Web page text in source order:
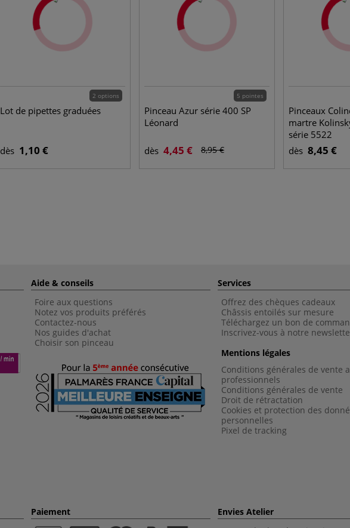
2 options
Lot de pipettes graduées
dès 1,10 €
5 pointes
Pinceau Azur série 400 SP
Léonard
dès 4,45 € 8,95 €
Pinceaux
martre
série 5522
dès 8,45 €
Aide & conseils
Foire aux questions
Notez vos produits préférés
Contactez-nous
Nos guides d'achat
Choisir son pinceau
Services
Offrez des chèques cadeaux
Châssis entoilés sur mesure
Téléchargez un bon de
Inscrivez-vous à notre
Mentions légales
Conditions générales de vente
professionnels
Conditions générales de vente
Droit de rétractation
Cookies et protection des
personnelles
Pixel de tracking
Paiement
Envies Atelier